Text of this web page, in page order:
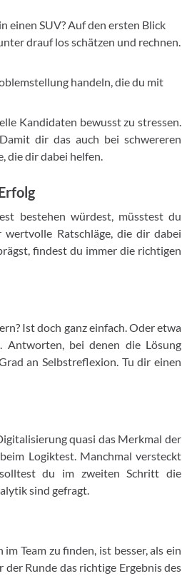
einen SUV? Auf den ersten Blick
drauf los schätzen und rechnen.
handeln, die du mit
Kandidaten bewusst zu stressen.
dir das auch bei schwereren
die dir dabei helfen.
bestehen würdest, müsstest du
Ratschläge, die dir dabei
findest du immer die richtigen
Ist doch ganz einfach. Oder etwa
Antworten, bei denen die Lösung
an Selbstreflexion. Tu dir einen
quasi das Merkmal der
Logiktest. Manchmal versteckt
du im zweiten Schritt die
sind gefragt.
Team zu finden, ist besser, als ein
Runde das richtige Ergebnis des